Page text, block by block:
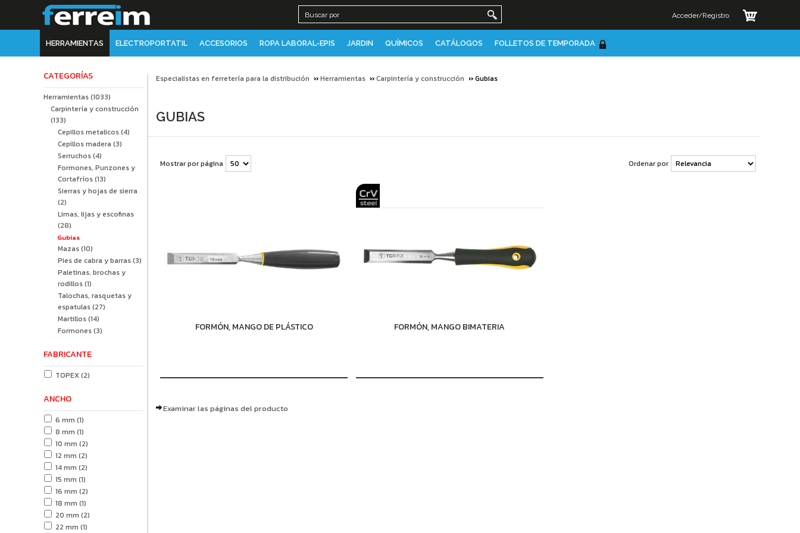
Acceder/Registro
HERRAMIENTAS ELECTROPORTATIL ACCESORIOS ROPA LABORAL-EPIS JARDIN QUÍMICOS CATÁLOGOS FOLLETOS DE TEMPORADA
CATEGORÍAS
Herramientas(1033)
Carpintería y construcción
(133)
Cepillos metalicos(4)
Cepillos madera(3)
Serruchos(4)
Formones, Punzones y
Cortafríos(13)
Sierras y hojas de sierra
(2)
Limas, lijas y escofinas
(28)
Gubias
Mazas(10)
Pies de cabra y barras(3)
Paletinas, brochas y
rodillos(1)
Talochas, rasquetas y
espatulas(27)
Martillos(14)
Formones(3)
FABRICANTE
TOPEX(2)
ANCHO
6 mm (1)
8 mm (1)
10 mm (2)
12 mm (2)
14 mm (2)
15 mm (1)
16 mm (2)
18 mm (1)
20 mm (2)
22 mm (1)
Especialistas en ferretería para la distribución Herramientas Carpintería y construcción Gubias
GUBIAS
Mostrar por página Ordenar por
FORMÓN, MANGO DE PLÁSTICO FORMÓN, MANGO BIMATERIA
Examinar las páginas del producto